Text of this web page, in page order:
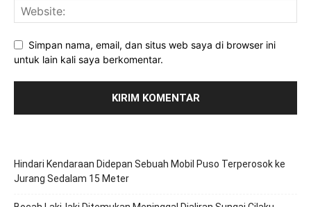
Simpan nama, email, dan situs web saya di browser ini
untuk lain kali saya berkomentar.
Hindari Kendaraan Didepan Sebuah Mobil Puso Terperosok ke
Jurang Sedalam 15 Meter